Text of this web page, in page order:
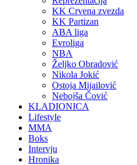
KK Crvena zvezda
KK Partizan
ABA liga
Evroliga
NBA
Željko Obradović
Nikola Jokić
Ostoja Mijailović
Nebojša Čović
KLADIONICA
Lifestyle
MMA
Boks
Intervju
Hronika